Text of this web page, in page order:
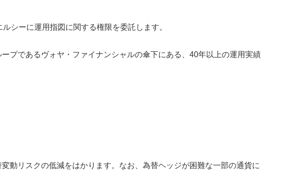
シーに運用指図に関する権限を委託します。
プであるヴォヤ・ファイナンシャルの傘下にある、40年以上の運用実績
動リスクの低減をはかります。なお、為替ヘッジが困難な一部の通貨に